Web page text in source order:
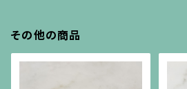
その他の商品